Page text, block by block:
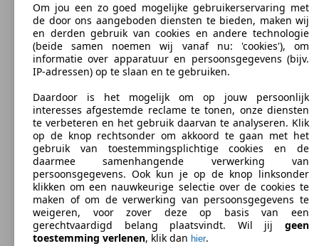
Benzine
183 g/km
CO2-uitstoot (gem.)*
Om jou een zo goed mogelijke gebruikerservaring met
de door ons aangeboden diensten te bieden, maken wij
en derden gebruik van cookies en andere technologie
(beide samen noemen wij vanaf nu: 'cookies'), om
informatie over apparatuur en persoonsgegevens (bijv.
IP-adressen) op te slaan en te gebruiken.
Daardoor is het mogelijk om op jouw persoonlijk
interesses afgestemde reclame te tonen, onze diensten
te verbeteren en het gebruik daarvan te analyseren. Klik
op de knop rechtsonder om akkoord te gaan met het
gebruik van toestemmingsplichtige cookies en de
daarmee samenhangende verwerking van
persoonsgegevens. Ook kun je op de knop linksonder
klikken om een nauwkeurige selectie over de cookies te
maken of om de verwerking van persoonsgegevens te
weigeren, voor zover deze op basis van een
gerechtvaardigd belang plaatsvindt. Wil jij geen
toestemming verlenen, klik dan hier.